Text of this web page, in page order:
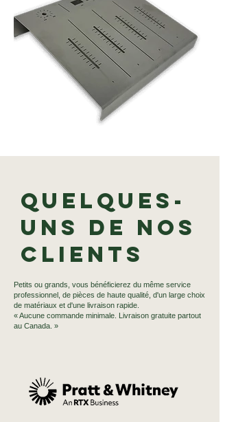
Quelques-
uns de nos
clients
Petits ou grands, vous bénéficierez du même service
professionnel, de pièces de haute qualité, d'un large choix
de matériaux et d'une livraison rapide.
« Aucune commande minimale. Livraison gratuite partout
au Canada. »